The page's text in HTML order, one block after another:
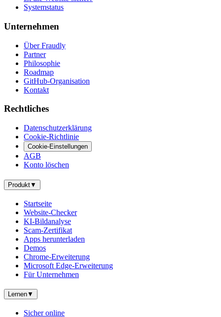
Systemstatus
Unternehmen
Über Fraudly
Partner
Philosophie
Roadmap
GitHub-Organisation
Kontakt
Rechtliches
Datenschutzerklärung
Cookie-Richtlinie
Cookie-Einstellungen
AGB
Konto löschen
Produkt▼
Startseite
Website-Checker
KI-Bildanalyse
Scam-Zertifikat
Apps herunterladen
Demos
Chrome-Erweiterung
Microsoft Edge-Erweiterung
Für Unternehmen
Lernen▼
Sicher online